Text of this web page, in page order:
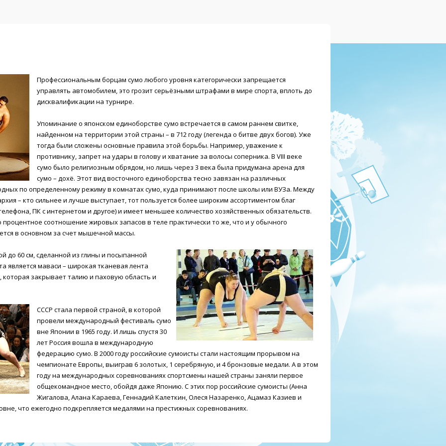
Профессиональным борцам сумо любого уровня категорически запрещается
управлять автомобилем, это грозит серьёзными штрафами в мире спорта, вплоть до
дисквалификации на турнире.
Упоминание о японском единоборстве сумо встречается в самом раннем свитке,
найденном на территории этой страны – в 712 году (легенда о битве двух богов). Уже
тогда были сложены основные правила этой борьбы. Например, уважение к
противнику, запрет на удары в голову и хватание за волосы соперника. В VIII веке
сумо было религиозным обрядом, но лишь через 3 века была придумана арена для
сумо – дохё. Этот вид восточного единоборства тесно завязан на различных
по определенному режиму в комнатах сумо, куда принимают после школы или ВУЗа. Между
– кто сильнее и лучше выступает, тот пользуется более широким ассортиментом благ
ПК с интернетом и другое) и имеет меньшее количество хозяйственных обязательств.
соотношение жировых запасов в теле практически то же, что и у обычного
в основном за счет мышечной массы.
до 60 см, сделанной из глины и посыпанной
является маваси – широкая тканевая лента
закрывает талию и паховую область и
СССР стала первой страной, в которой
провели международный фестиваль сумо
вне Японии в 1965 году. И лишь спустя 30
лет Россия вошла в международную
федерацию сумо. В 2000 году российские сумоисты стали настоящим прорывом на
чемпионате Европы, выиграв 6 золотых, 1 серебряную, и 4 бронзовые медали. А в этом
году на международных соревнованиях спортсмены нашей страны заняли первое
общекомандное место, обойдя даже Японию. С этих пор российские сумоисты (Анна
Жигалова, Алана Караева, Геннадий Калеткин, Олеся Назаренко, Ацамаз Казиев и
что ежегодно подкрепляется медалями на престижных соревнованиях.